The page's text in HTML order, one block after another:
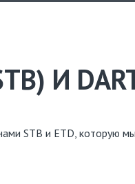
И
STB и ETD, которую